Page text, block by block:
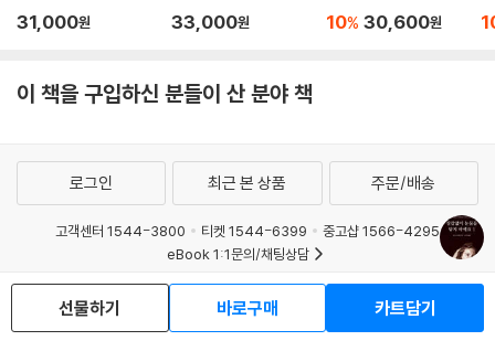
31,000원 33,000원 10% 30,600원
이 책을 구입하신 분들이 산 분야 책
선물하기 바로구매 카트담기
로그인 최근 본 상품 주문/배송
고객센터 1544-3800 티켓 1544-6399
중고샵 1566-4295
eBook 1:1문의/채팅상담
예스이십사(주) 사업자 정보
이용약관
개인정보처리방침
청소년보호정책